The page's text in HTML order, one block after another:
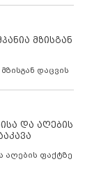
მზისგან
დაცვის
და აღების